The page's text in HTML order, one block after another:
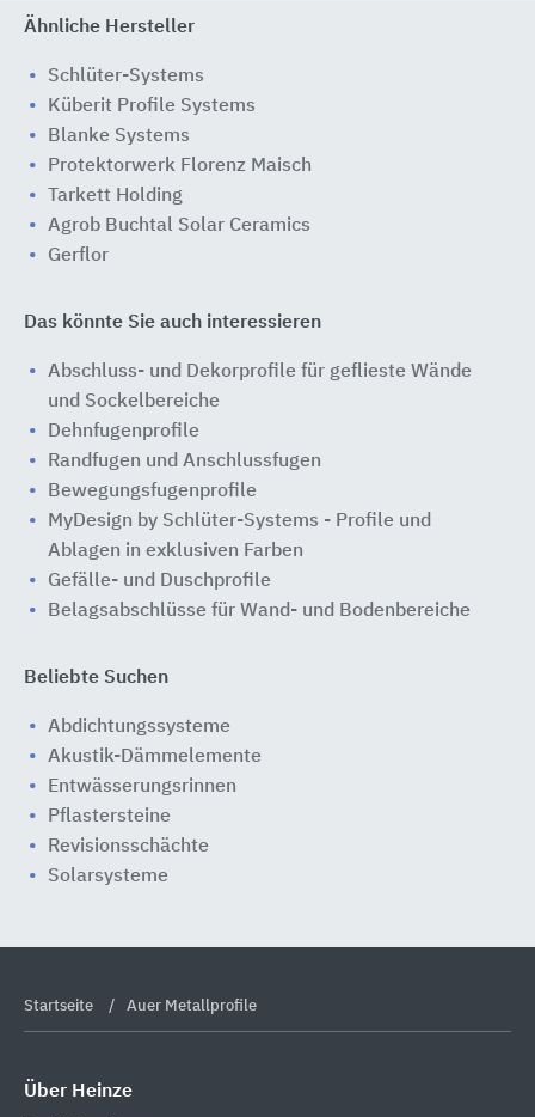
Ähnliche Hersteller
Schlüter-Systems
Küberit Profile Systems
Blanke Systems
Protektorwerk Florenz Maisch
Tarkett Holding
Agrob Buchtal Solar Ceramics
Gerflor
Das könnte Sie auch interessieren
Abschluss- und Dekorprofile für geflieste Wände
und Sockelbereiche
Dehnfugenprofile
Randfugen und Anschlussfugen
Bewegungsfugenprofile
MyDesign by Schlüter-Systems - Profile und
Ablagen in exklusiven Farben
Gefälle- und Duschprofile
Belagsabschlüsse für Wand- und Bodenbereiche
Beliebte Suchen
Abdichtungssysteme
Akustik-Dämmelemente
Entwässerungsrinnen
Pflastersteine
Revisionsschächte
Solarsysteme
Startseite Auer Metallprofile
Über Heinze